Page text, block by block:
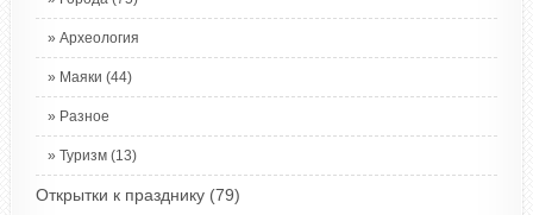
Археология
Маяки (44)
Разное
Туризм (13)
Открытки к празднику (79)